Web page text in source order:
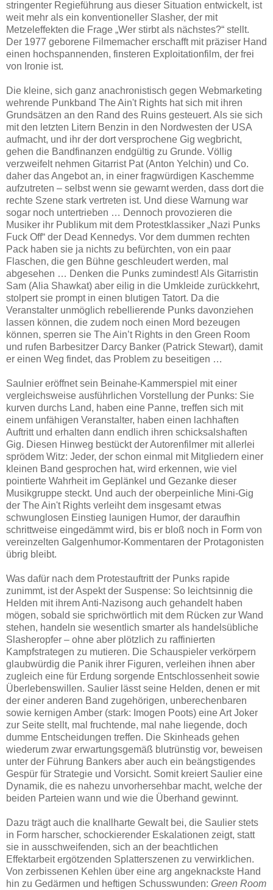
stringenter Regieführung aus dieser Situation entwickelt, ist
weit mehr als ein konventioneller Slasher, der mit
Metzeleffekten die Frage „Wer stirbt als nächstes?“ stellt.
Der 1977 geborene Filmemacher erschafft mit präziser Hand
einen hochspannenden, finsteren Exploitationfilm, der frei
von Ironie ist.
Die kleine, sich ganz anachronistisch gegen Webmarketing
wehrende Punkband The Ain't Rights hat sich mit ihren
Grundsätzen an den Rand des Ruins gesteuert. Als sie sich
mit den letzten Litern Benzin in den Nordwesten der USA
aufmacht, und ihr der dort versprochene Gig wegbricht,
gehen die Bandfinanzen endgültig zu Grunde. Völlig
verzweifelt nehmen Gitarrist Pat (Anton Yelchin) und Co.
daher das Angebot an, in einer fragwürdigen Kaschemme
aufzutreten – selbst wenn sie gewarnt werden, dass dort die
rechte Szene stark vertreten ist. Und diese Warnung war
sogar noch untertrieben … Dennoch provozieren die
Musiker ihr Publikum mit dem Protestklassiker „Nazi Punks
Fuck Off“ der Dead Kennedys. Vor dem dummen rechten
Pack haben sie ja nichts zu befürchten, von ein paar
Flaschen, die gen Bühne geschleudert werden, mal
abgesehen … Denken die Punks zumindest! Als Gitarristin
Sam (Alia Shawkat) aber eilig in die Umkleide zurückkehrt,
stolpert sie prompt in einen blutigen Tatort. Da die
Veranstalter unmöglich rebellierende Punks davonziehen
lassen können, die zudem noch einen Mord bezeugen
können, sperren sie The Ain’t Rights in den Green Room
und rufen Barbesitzer Darcy Banker (Patrick Stewart), damit
er einen Weg findet, das Problem zu beseitigen …
Saulnier eröffnet sein Beinahe-Kammerspiel mit einer
vergleichsweise ausführlichen Vorstellung der Punks: Sie
kurven durchs Land, haben eine Panne, treffen sich mit
einem unfähigen Veranstalter, haben einen lachhaften
Auftritt und erhalten dann endlich ihren schicksalshaften
Gig. Diesen Hinweg bestückt der Autorenfilmer mit allerlei
sprödem Witz: Jeder, der schon einmal mit Mitgliedern einer
kleinen Band gesprochen hat, wird erkennen, wie viel
pointierte Wahrheit im Geplänkel und Gezanke dieser
Musikgruppe steckt. Und auch der oberpeinliche Mini-Gig
der The Ain't Rights verleiht dem insgesamt etwas
schwunglosen Einstieg launigen Humor, der daraufhin
schrittweise eingedämmt wird, bis er bloß noch in Form von
vereinzelten Galgenhumor-Kommentaren der Protagonisten
übrig bleibt.
Was dafür nach dem Protestauftritt der Punks rapide
zunimmt, ist der Aspekt der Suspense: So leichtsinnig die
Helden mit ihrem Anti-Nazisong auch gehandelt haben
mögen, sobald sie sprichwörtlich mit dem Rücken zur Wand
stehen, handeln sie wesentlich smarter als handelsübliche
Slasheropfer – ohne aber plötzlich zu raffinierten
Kampfstrategen zu mutieren. Die Schauspieler verkörpern
glaubwürdig die Panik ihrer Figuren, verleihen ihnen aber
zugleich eine für Erdung sorgende Entschlossenheit sowie
Überlebenswillen. Saulier lässt seine Helden, denen er mit
der einer anderen Band zugehörigen, unberechenbaren
sowie kernigen Amber (stark: Imogen Poots) eine Art Joker
zur Seite stellt, mal fruchtende, mal nahe liegende, doch
dumme Entscheidungen treffen. Die Skinheads gehen
wiederum zwar erwartungsgemäß blutrünstig vor, beweisen
unter der Führung Bankers aber auch ein beängstigendes
Gespür für Strategie und Vorsicht. Somit kreiert Saulier eine
Dynamik, die es nahezu unvorhersehbar macht, welche der
beiden Parteien wann und wie die Überhand gewinnt.
Dazu trägt auch die knallharte Gewalt bei, die Saulier stets
in Form harscher, schockierender Eskalationen zeigt, statt
sie in ausschweifenden, sich an der beachtlichen
Effektarbeit ergötzenden Splatterszenen zu verwirklichen.
Von zerbissenen Kehlen über eine arg angeknackste Hand
hin zu Gedärmen und heftigen Schusswunden: Green Room